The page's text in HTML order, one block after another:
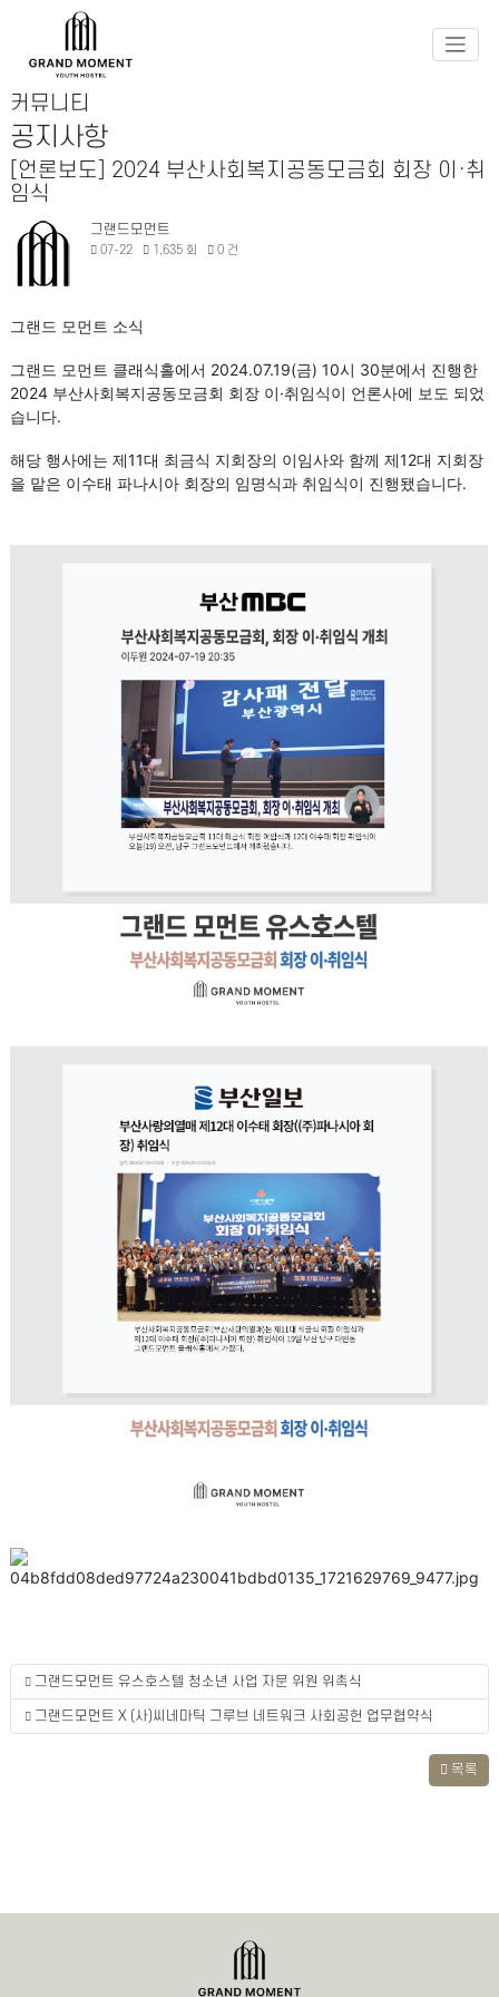
커뮤니티
공지사항
[언론보도] 2024 부산사회복지공동모금회 회장 이·취
임식
그랜드모먼트
07-22 1,635 회 0 건
그랜드 모먼트 소식
그랜드 모먼트 클래식홀에서 2024.07.19(금) 10시 30분에서 진행한
2024 부산사회복지공동모금회 회장 이·취임식이 언론사에 보도 되었
습니다.
해당 행사에는 제11대 최금식 지회장의 이임사와 함께 제12대 지회장
을 맡은 이수태 파나시아 회장의 임명식과 취임식이 진행됐습니다.
그랜드모먼트 유스호스텔 청소년 사업 자문 위원 위촉식
그랜드모먼트 X (사)씨네마틱 그루브 네트워크 사회공헌 업무협약식
목록